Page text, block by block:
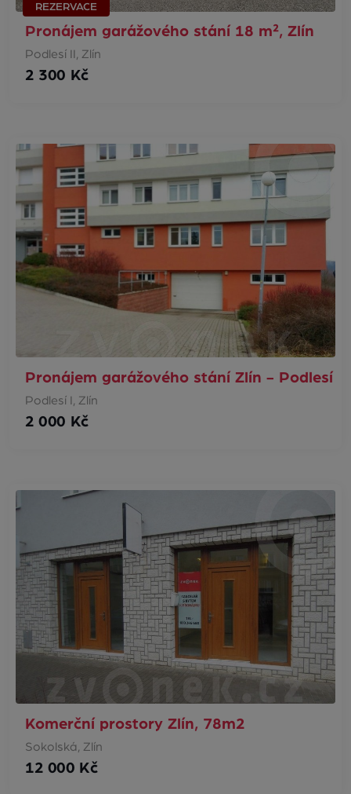
REZERVACE
Pronájem garážového stání 18 m², Zlín
Podlesí II, Zlín
2 300 Kč
Pronájem garážového stání Zlín - Podlesí
Podlesí I, Zlín
2 000 Kč
Komerční prostory Zlín, 78m2
Sokolská, Zlín
12 000 Kč